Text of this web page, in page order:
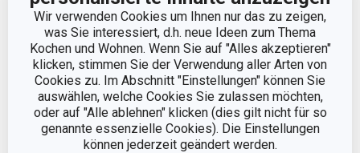
Wir verwenden Cookies um Ihnen nur das zu zeigen,
was Sie interessiert, d.h. neue Ideen zum Thema
Kochen und Wohnen. Wenn Sie auf "Alles akzeptieren"
klicken, stimmen Sie der Verwendung aller Arten von
Cookies zu. Im Abschnitt "Einstellungen" können Sie
auswählen, welche Cookies Sie zulassen möchten,
oder auf "Alle ablehnen" klicken (dies gilt nicht für so
genannte essenzielle Cookies). Die Einstellungen
können jederzeit geändert werden.
Warenkorb Warenkorb